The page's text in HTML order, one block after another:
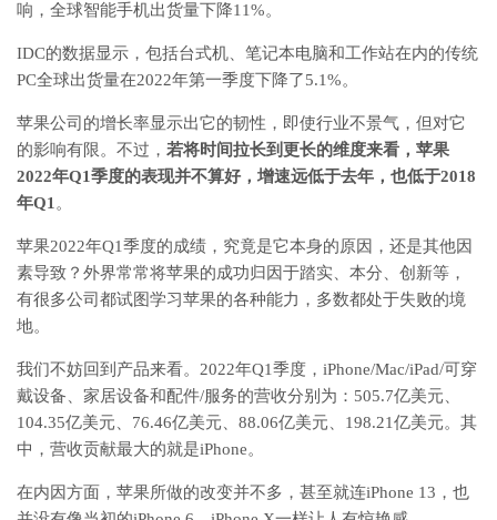
响，全球智能手机出货量下降11%。
IDC的数据显示，包括台式机、笔记本电脑和工作站在内的传统
PC全球出货量在2022年第一季度下降了5.1%。
苹果公司的增长率显示出它的韧性，即使行业不景气，但对它
的影响有限。不过， 若将时间拉长到更长的维度来看，苹果
2022年Q1季度的表现并不算好，增速远低于去年，也低于2018
年Q1 。
苹果2022年Q1季度的成绩，究竟是它本身的原因，还是其他因
素导致？外界常常将苹果的成功归因于踏实、本分、创新等，
有很多公司都试图学习苹果的各种能力，多数都处于失败的境
地。
我们不妨回到产品来看。2022年Q1季度，iPhone/Mac/iPad/可穿
戴设备、家居设备和配件/服务的营收分别为：505.7亿美元、
104.35亿美元、76.46亿美元、88.06亿美元、198.21亿美元。其
中，营收贡献最大的就是iPhone。
在内因方面，苹果所做的改变并不多，甚至就连iPhone 13，也